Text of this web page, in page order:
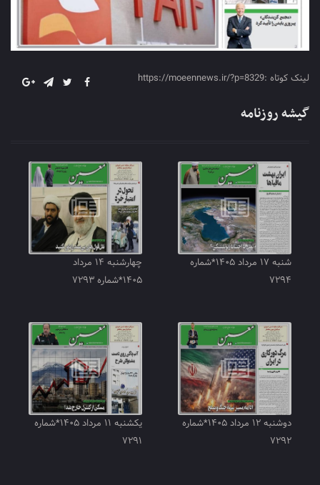
لینک کوتاه :https://moeennews.ir/?p=8329
گیشه روزنامه
شنبه ۱۷ مرداد ۱۴۰۵*شماره
۷۲۹۴
چهارشنبه ۱۴ مرداد
۱۴۰۵*شماره ۷۲۹۳
دوشنبه ۱۲ مرداد ۱۴۰۵*شماره
۷۲۹۲
یکشنبه ۱۱ مرداد ۱۴۰۵*شماره
۷۲۹۱